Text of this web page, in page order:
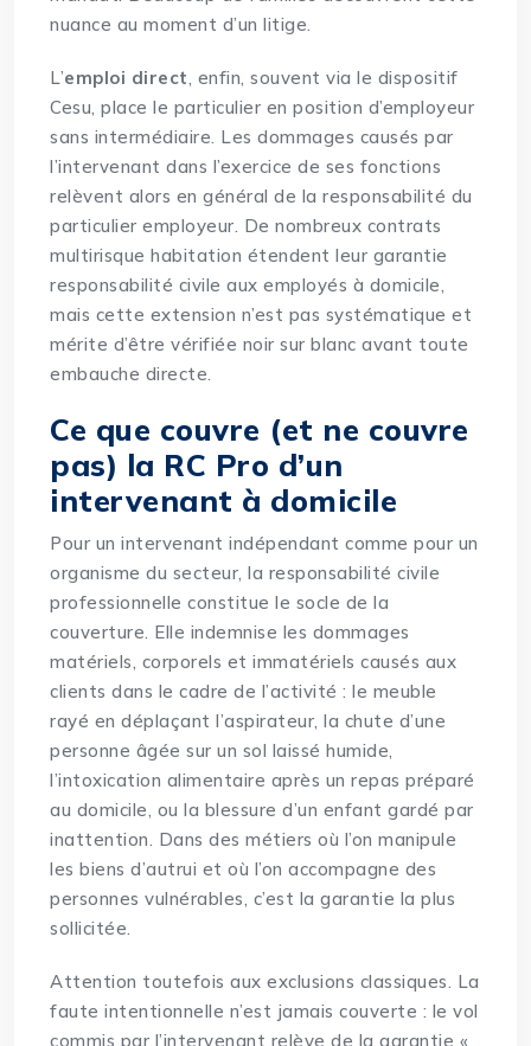
nuance au moment d’un litige.
L’emploi direct, enfin, souvent via le dispositif
Cesu, place le particulier en position d’employeur
sans intermédiaire. Les dommages causés par
l’intervenant dans l’exercice de ses fonctions
relèvent alors en général de la responsabilité du
particulier employeur. De nombreux contrats
multirisque habitation étendent leur garantie
responsabilité civile aux employés à domicile,
mais cette extension n’est pas systématique et
mérite d’être vérifiée noir sur blanc avant toute
embauche directe.
Ce que couvre (et ne couvre
pas) la RC Pro d’un
intervenant à domicile
Pour un intervenant indépendant comme pour un
organisme du secteur, la responsabilité civile
professionnelle constitue le socle de la
couverture. Elle indemnise les dommages
matériels, corporels et immatériels causés aux
clients dans le cadre de l’activité : le meuble
rayé en déplaçant l’aspirateur, la chute d’une
personne âgée sur un sol laissé humide,
l’intoxication alimentaire après un repas préparé
au domicile, ou la blessure d’un enfant gardé par
inattention. Dans des métiers où l’on manipule
les biens d’autrui et où l’on accompagne des
personnes vulnérables, c’est la garantie la plus
sollicitée.
Attention toutefois aux exclusions classiques. La
faute intentionnelle n’est jamais couverte : le vol
commis par l’intervenant relève de la garantie «